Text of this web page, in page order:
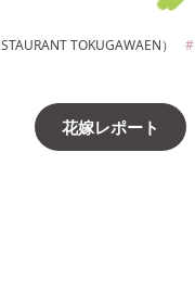
TOKUGAWAEN）
花嫁レポート